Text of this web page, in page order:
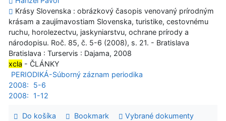
Krásy Slovenska : obrázkový časopis venovaný prírodným
krásam a zaujímavostiam Slovenska, turistike, cestovnému
ruchu, horolezectvu, jaskyniarstvu, ochrane prírody a
národopisu. Roč. 85, č. 5-6 (2008), s. 21. - Bratislava
Bratislava : Turservis : Dajama, 2008
xcla - ČLÁNKY
PERIODIKÁ-Súborný záznam periodika
2008:
5-6
2008:
1-12
Do košíka Bookmark Vybrané dokumenty